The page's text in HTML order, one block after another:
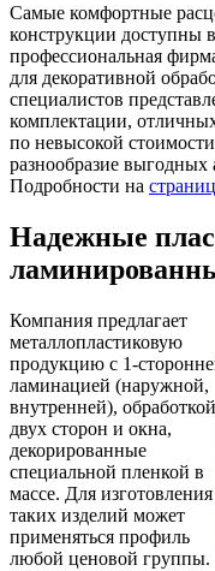
Самые комфортные
конструкции
профессиональная
для декоративной
специалистов
комплектации,
по невысокой
разнообразие
Подробности на
Надежные
Компания предлагает
металлопластиковую
продукцию с 1-
ламинацией (наружной,
внутренней), обработкой
двух сторон и окна,
декорированные
специальной пленкой в
массе. Для изготовления
таких изделий может
применяться профиль
любой ценовой группы.